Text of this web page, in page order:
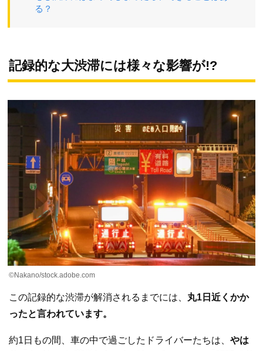
る？
記録的な大渋滞には様々な影響が!?
©Nakano/stock.adobe.com
この記録的な渋滞が解消されるまでには、 丸1日近くかか
ったと言われています。
約1日もの間、車の中で過ごしたドライバーたちは、 やは